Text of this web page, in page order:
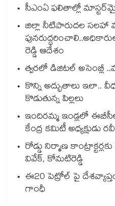
సీఎంఏ ఫలితాల్లో
జిల్లా నీటిపారుదల సలహా
రెడ్డి ఆదేశం
త్వరలో డిజిటల్ అసెంబ్లీ
కొన్ని అద్భుతాలు ఇలా..
కొడుతున్న పిల్లలు
ఇందిరమ్మ ఇండ్లలో
కేంద్ర కమిటీ అధ్యక్షుడు
రోడ్డు నిర్మాణ
వివేక్, కోమటిరెడ్డి
ఈ20 పెట్రోల్ పై
గాంధీ